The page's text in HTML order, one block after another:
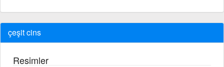
çeşit cins
Resimler